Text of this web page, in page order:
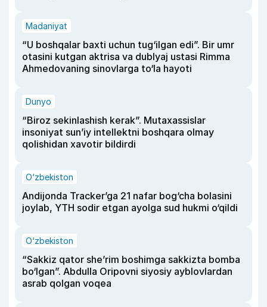
Madaniyat
“U boshqalar baxti uchun tug‘ilgan edi”. Bir umr
otasini kutgan aktrisa va dublyaj ustasi Rimma
Ahmedovaning sinovlarga to‘la hayoti
Dunyo
“Biroz sekinlashish kerak”. Mutaxassislar
insoniyat sun’iy intellektni boshqara olmay
qolishidan xavotir bildirdi
O‘zbekiston
Andijonda Tracker’ga 21 nafar bog‘cha bolasini
joylab, YTH sodir etgan ayolga sud hukmi o‘qildi
O‘zbekiston
“Sakkiz qator she’rim boshimga sakkizta bomba
bo‘lgan”. Abdulla Oripovni siyosiy ayblovlardan
asrab qolgan voqea